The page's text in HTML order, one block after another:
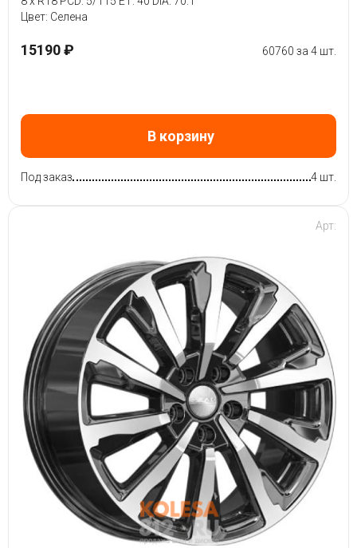
Цвет: Селена
15190 ₽ 60760 за 4 шт.
В корзину
Под заказ 4 шт.
Арт: